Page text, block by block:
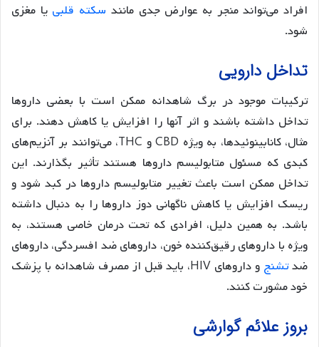
افراد می‌تواند منجر به عوارض جدی مانند سکته قلبی یا مغزی
شود.
تداخل دارویی
ترکیبات موجود در برگ شاهدانه ممکن است با بعضی داروها
تداخل داشته باشند و اثر آنها را افزایش یا کاهش دهند. برای
مثال، کانابینوئیدها، به ویژه CBD و THC، می‌توانند بر آنزیم‌های
کبدی که مسئول متابولیسم داروها هستند تأثیر بگذارند. این
تداخل ممکن است باعث تغییر متابولیسم داروها در کبد شود و
ریسک افزایش یا کاهش ناگهانی دوز داروها را به دنبال داشته
باشد. به همین دلیل، افرادی که تحت درمان خاصی هستند، به
ویژه با داروهای رقیق‌کننده خون، داروهای ضد افسردگی، داروهای
ضدتشنج
و داروهای HIV، باید قبل از مصرف شاهدانه با پزشک
خود مشورت کنند.
بروز علائم گوارشی